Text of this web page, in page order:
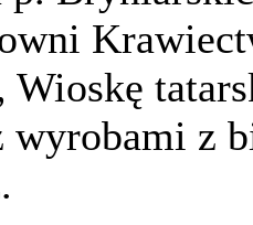
Wioskę
wyrobami z